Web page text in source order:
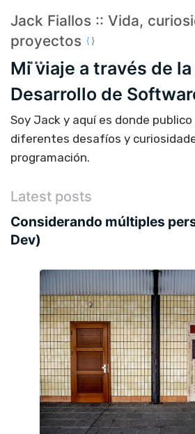
Jack Fiallos :: Vida,
proyectos
Mi viaje a través de
Desarrollo de
Soy Jack y aquí es donde
diferentes desafíos y
programación.
Latest posts
Considerando múltiples
Dev)